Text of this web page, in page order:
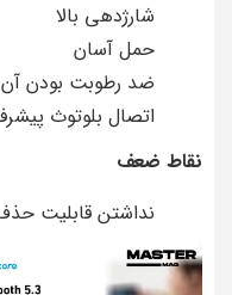
شارژدهی بالا
حمل آسان
ضد رطوبت بودن آن
اتصال بلوتوث
نقاط ضعف
نداشتن قابلیت